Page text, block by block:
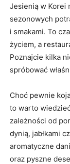
Jesienią​ w Korei
sezonowych
i smakami. To
życiem, a
Poznajcie kilka
⁤spróbować
Choć pewnie
to warto
zależności od‌
⁢dynią, jabłkami
aromatyczne‍
oraz pyszne